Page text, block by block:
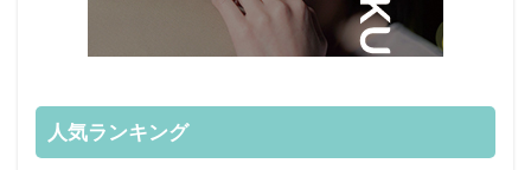
人気ランキング